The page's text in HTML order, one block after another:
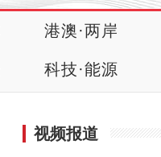
港澳·两岸
科技·能源
视频报道